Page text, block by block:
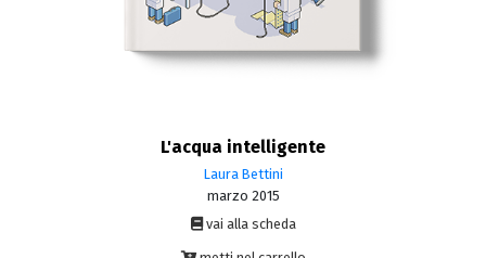
L'acqua intelligente
Laura Bettini
marzo 2015
vai alla scheda